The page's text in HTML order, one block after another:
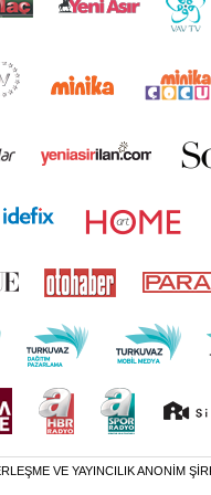
VE YAYINCILIK ANONİM